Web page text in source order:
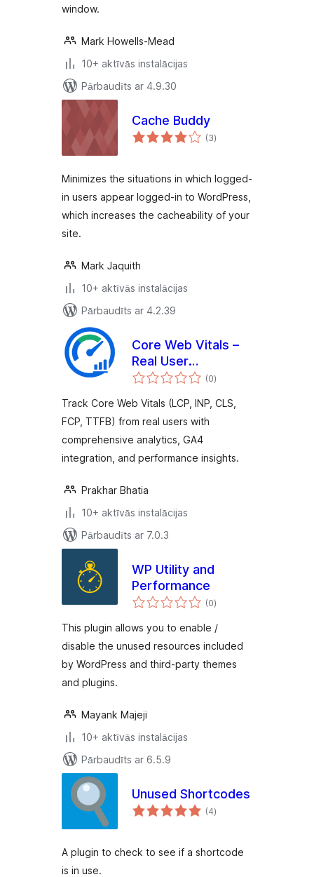
window.
Mark Howells-Mead
10+ aktīvās instalācijas
Pārbaudīts ar 4.9.30
Cache Buddy
(3vērtējumu
kopsumma
)
Minimizes the situations in which logged-
in users appear logged-in to WordPress,
which increases the cacheability of your
site.
Mark Jaquith
10+ aktīvās instalācijas
Pārbaudīts ar 4.2.39
Core Web Vitals –
Real User
Monitoring (RUM)
(0vērtējumu
kopsumma
)
Track Core Web Vitals (LCP, INP, CLS,
FCP, TTFB) from real users with
comprehensive analytics, GA4
integration, and performance insights.
Prakhar Bhatia
10+ aktīvās instalācijas
Pārbaudīts ar 7.0.3
WP Utility and
Performance
(0vērtējumu
kopsumma
)
This plugin allows you to enable /
disable the unused resources included
by WordPress and third-party themes
and plugins.
Mayank Majeji
10+ aktīvās instalācijas
Pārbaudīts ar 6.5.9
Unused Shortcodes
(4vērtējumu
kopsumma
)
A plugin to check to see if a shortcode
is in use.